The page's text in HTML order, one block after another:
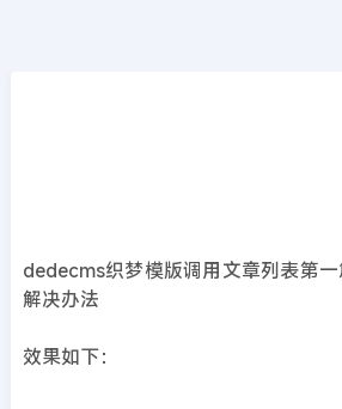
dedecms织梦模版调用文章列表第
解决办法
效果如下：